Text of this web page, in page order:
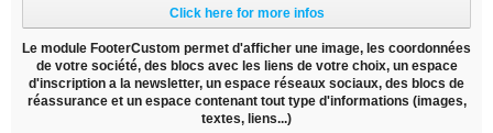
Click here for more infos
Le module FooterCustom permet d'afficher une image, les coordonnées
de votre société, des blocs avec les liens de votre choix, un espace
d'inscription a la newsletter, un espace réseaux sociaux, des blocs de
réassurance et un espace contenant tout type d'informations (images,
textes, liens...)